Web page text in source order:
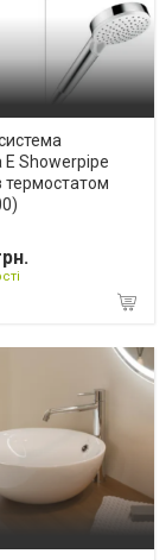
Showerpipe
термостатом